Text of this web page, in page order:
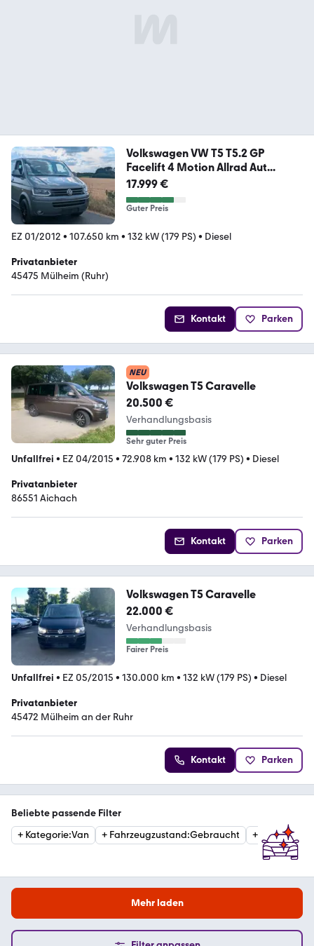
Volkswagen VW T5 T5.2 GP
Facelift 4 Motion Allrad Aut...
17.999 €
Guter Preis
EZ 01/2012 • 107.650 km • 132 kW (179 PS) • Diesel
Privatanbieter
45475 Mülheim (Ruhr)
Kontakt Parken
NEU
Volkswagen T5 Caravelle
20.500 €
Verhandlungsbasis
Sehr guter Preis
Unfallfrei • EZ 04/2015 • 72.908 km • 132 kW (179 PS) • Diesel
Privatanbieter
86551 Aichach
Kontakt Parken
Volkswagen T5 Caravelle
22.000 €
Verhandlungsbasis
Fairer Preis
Unfallfrei • EZ 05/2015 • 130.000 km • 132 kW (179 PS) • Diesel
Privatanbieter
45472 Mülheim an der Ruhr
Kontakt Parken
Beliebte passende Filter
+ Kategorie:Van + Fahrzeugzustand:Gebraucht +
Mehr laden